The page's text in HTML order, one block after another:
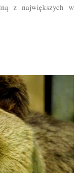
z największych w